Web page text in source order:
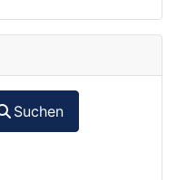
Suchen